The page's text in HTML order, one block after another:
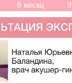
8 месяц